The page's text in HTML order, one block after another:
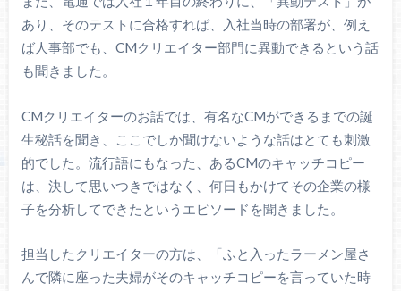
あり、そのテストに合格すれば、入社当時の部署が、例え
ば人事部でも、CMクリエイター部門に異動できるという話
も聞きました。
CMクリエイターのお話では、有名なCMができるまでの誕
生秘話を聞き、ここでしか聞けないような話はとても刺激
的でした。流行語にもなった、あるCMのキャッチコピー
は、決して思いつきではなく、何日もかけてその企業の様
子を分析してできたというエピソードを聞きました。
担当したクリエイターの方は、「ふと入ったラーメン屋さ
んで隣に座った夫婦がそのキャッチコピーを言っていた時